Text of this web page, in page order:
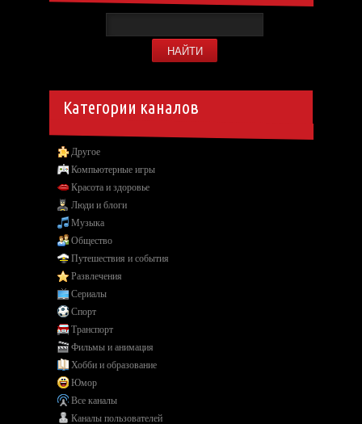
Категории каналов
Другое
Компьютерные игры
Красота и здоровье
Люди и блоги
Музыка
Общество
Путешествия и события
Развлечения
Сериалы
Спорт
Транспорт
Фильмы и анимация
Хобби и образование
Юмор
Все каналы
Каналы пользователей